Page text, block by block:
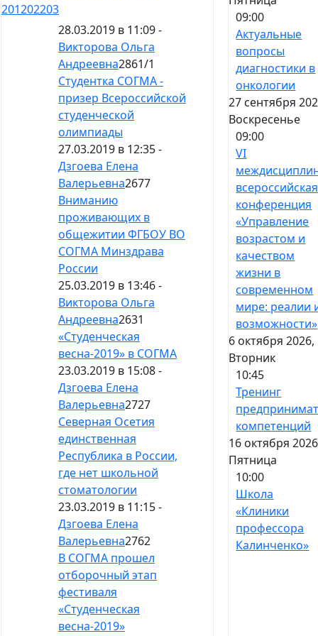
201202203
28.03.2019 в 11:09 -
Викторова Ольга
Андреевна2861/1
Студентка СОГМА -
призер Всероссийской
студенческой
олимпиады
27.03.2019 в 12:35 -
Дзгоева Елена
Валерьевна2677
Вниманию
проживающих в
общежитии ФГБОУ ВО
СОГМА Минздрава
России
25.03.2019 в 13:46 -
Викторова Ольга
Андреевна2631
«Студенческая
весна-2019» в СОГМА
23.03.2019 в 15:08 -
Дзгоева Елена
Валерьевна2727
Северная Осетия
единственная
Республика в России,
где нет школьной
стоматологии
23.03.2019 в 11:15 -
Дзгоева Елена
Валерьевна2762
В СОГМА прошел
отборочный этап
фестиваля
«Студенческая
весна-2019»
09:00
Актуальные
вопросы
диагностики в
онкологии
27 сентября
Воскресенье
09:00
VI
всероссийская
конференция
«Управление
возрастом и
качеством
жизни в
современном
мире: реалии
возможности»
6 октября 2026,
Вторник
10:45
Тренинг
компетенций
16 октября
Пятница
10:00
Школа
«Клиники
профессора
Калинченко»